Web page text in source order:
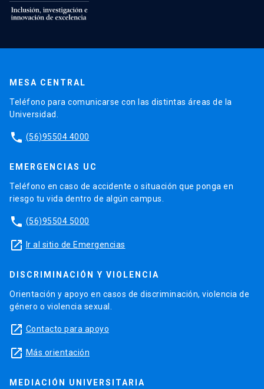
MESA CENTRAL
Teléfono para comunicarse con las distintas áreas de la
Universidad.
phone (56)95504 4000
EMERGENCIAS UC
Teléfono en caso de accidente o situación que ponga en
riesgo tu vida dentro de algún campus.
phone (56)95504 5000
launch Ir al sitio de Emergencias
DISCRIMINACIÓN Y VIOLENCIA
Orientación y apoyo en casos de discriminación, violencia de
género o violencia sexual.
launch Contacto para apoyo
launch Más orientación
MEDIACIÓN UNIVERSITARIA